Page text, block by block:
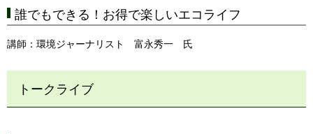
誰でもできる！お得で楽しいエコライフ
講師：環境ジャーナリスト 富永秀一 氏
トークライブ